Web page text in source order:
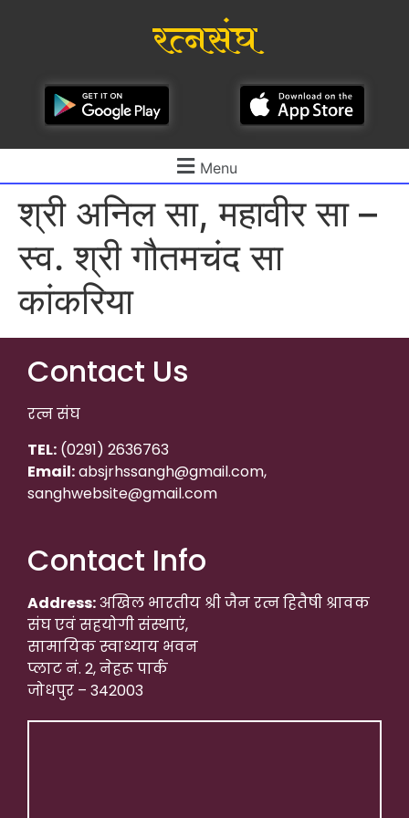
रत्नसंघ
Menu
श्री अनिल सा, महावीर सा –
स्व. श्री गौतमचंद सा
कांकरिया
Contact Us
रत्न संघ
TEL: (0291) 2636763
Email:absjrhssangh@gmail.com,
sanghwebsite@gmail.com
Contact Info
Address:अखिल भारतीय श्री जैन रत्न हितैषी श्रावक
संघ एवं सहयोगी संस्थाएं,
सामायिक स्वाध्याय भवन
प्लाट नं. 2, नेहरू पार्क
जोधपुर – 342003